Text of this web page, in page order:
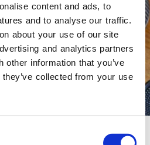
content and ads, to
and to analyse our traffic.
about your use of our site
and analytics partners
other information that you’ve
collected from your use
förpackning
som står fint och
och köket. Vill du ge bort te
samlat våra mest populära
papper med härliga färger
en mängd olika sorter!